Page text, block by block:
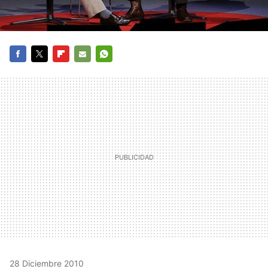
MAIL
28 Diciembre 2010